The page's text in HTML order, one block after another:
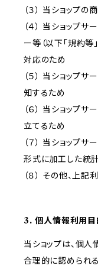
（３） 当ショップ
（４） 当ショップ
ー等（以下「規約等
対応のため
（５） 当ショップ
知するため
（６） 当ショップ
立てるため
（７） 当ショップ
形式に加工した統
（８） その他、上
3. 個人情報利用目
当ショップは、個
合理的に認められ